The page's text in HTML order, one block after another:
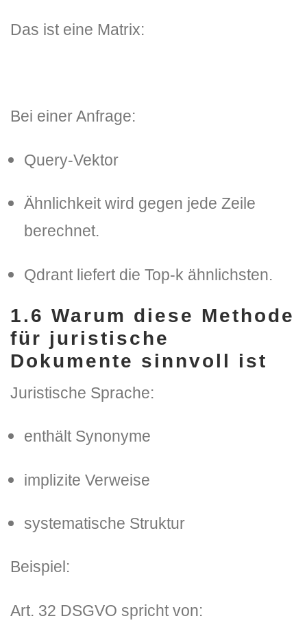
Das ist eine Matrix:
Bei einer Anfrage:
Query-Vektor
Ähnlichkeit wird gegen jede Zeile
berechnet.
Qdrant liefert die Top-k ähnlichsten.
1.6 Warum diese Methode
für juristische
Dokumente sinnvoll ist
Juristische Sprache:
enthält Synonyme
implizite Verweise
systematische Struktur
Beispiel:
Art. 32 DSGVO spricht von: